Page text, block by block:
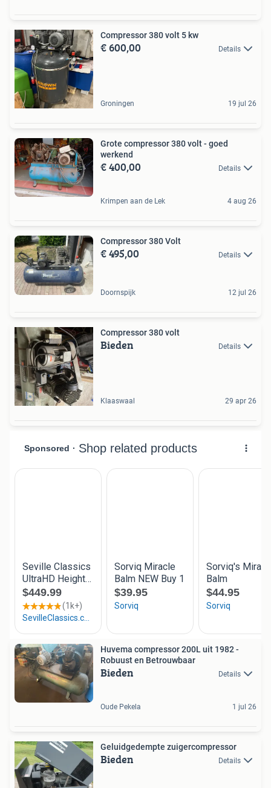
Compressor 380 volt 5 kw
€ 600,00 Details
Groningen 19 jul 26
Grote compressor 380 volt - goed
werkend
€ 400,00 Details
Krimpen aan de Lek 4 aug 26
Compressor 380 Volt
€ 495,00 Details
Doornspijk 12 jul 26
Compressor 380 volt
Bieden Details
Klaaswaal 29 apr 26
Huvema compressor 200L uit 1982 -
Robuust en Betrouwbaar
Bieden Details
Oude Pekela 1 jul 26
Geluidgedempte zuigercompressor
Bieden Details